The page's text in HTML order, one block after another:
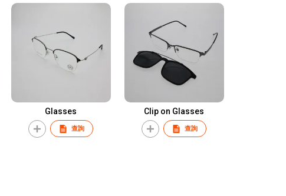
Glasses
查詢
Clip on Glasses
查詢